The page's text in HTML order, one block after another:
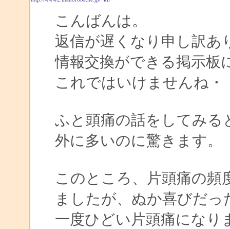
こんばんは。
返信が遅くなり申し訳
情報交換ができる掲示板
これではいけませんね
ふと頭痛の話をしてみる
外に多いのに驚きます。
このところ、片頭痛の
ましたが、ぬか喜びだ
一度ひどい片頭痛にな